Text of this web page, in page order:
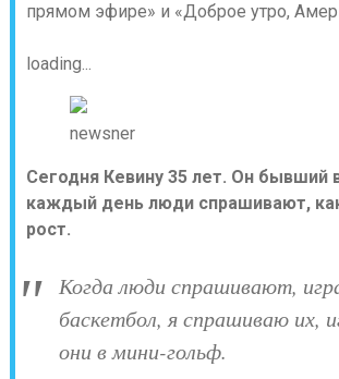
прямом эфире» и «Доброе утро,
loading...
newsner
Сегодня Кевину 35 лет. Он бывший
каждый день люди спрашивают,
рост.
Когда люди спрашивают,
баскетбол, я спрашиваю их,
они в мини-гольф.